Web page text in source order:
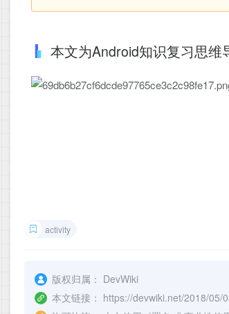
本文为Android知识复习思维
activity
版权归属： DevWiki
本文链接： https://devwiki.net/2018/05/